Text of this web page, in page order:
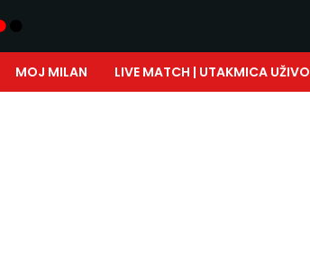
MOJ MILAN LIVE MATCH | UTAKMICA UŽIVO